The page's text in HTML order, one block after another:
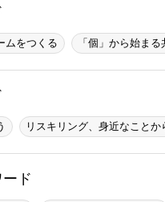
ムをつくる 「個」から始ま
リスキリング、身近なことか
ド